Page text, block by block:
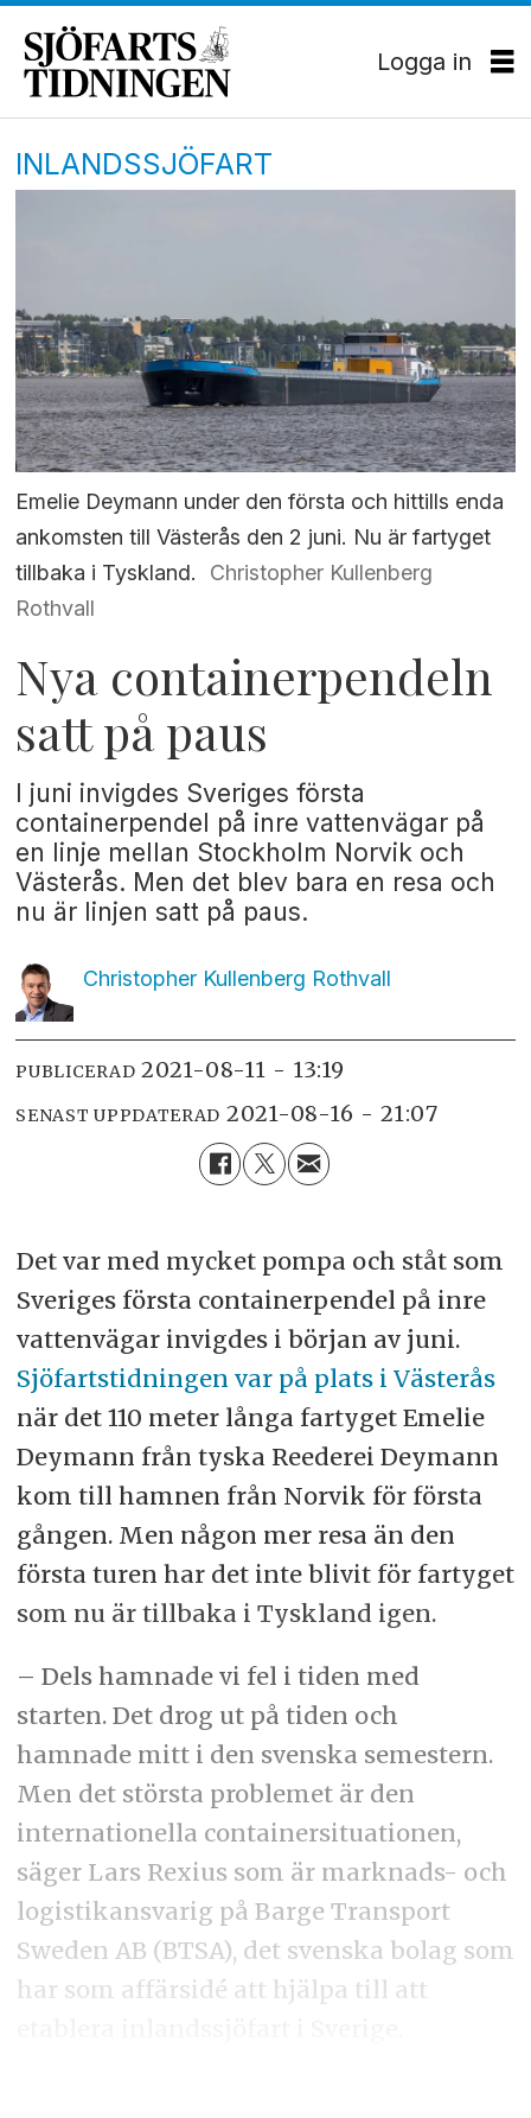
Logga in
INLANDSSJÖFART
Emelie Deymann under den första och hittills enda
ankomsten till Västerås den 2 juni. Nu är fartyget
tillbaka i Tyskland.
Christopher Kullenberg
Rothvall
Nya containerpendeln
satt på paus
I juni invigdes Sveriges första
containerpendel på inre vattenvägar på
en linje mellan Stockholm Norvik och
Västerås. Men det blev bara en resa och
nu är linjen satt på paus.
Christopher Kullenberg Rothvall
PUBLICERAD 2021-08-11 - 13:19
SENAST UPPDATERAD 2021-08-16 - 21:07
Det var med mycket pompa och ståt som
Sveriges första containerpendel på inre
vattenvägar invigdes i början av juni.
Sjöfartstidningen var på plats i Västerås
när det 110 meter långa fartyget Emelie
Deymann från tyska Reederei Deymann
kom till hamnen från Norvik för första
gången. Men någon mer resa än den
första turen har det inte blivit för fartyget
som nu är tillbaka i Tyskland igen.
– Dels hamnade vi fel i tiden med
starten. Det drog ut på tiden och
hamnade mitt i den svenska semestern.
Men det största problemet är den
internationella containersituationen,
säger Lars Rexius som är marknads- och
logistikansvarig på Barge Transport
Sweden AB (BTSA), det svenska bolag som
har som affärsidé att hjälpa till att